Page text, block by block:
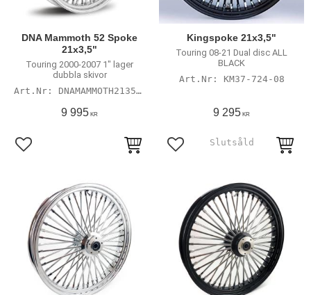
DNA Mammoth 52 Spoke
21x3,5"
Touring 2000-2007 1" lager
dubbla skivor
DNAMAMMOTH213507
9 995 KR
Lägg till i favoriter
Kingspoke 21x3,5"
Touring 08-21 Dual disc ALL
BLACK
KM37-724-08
9 295 KR
Lägg till i favoriter